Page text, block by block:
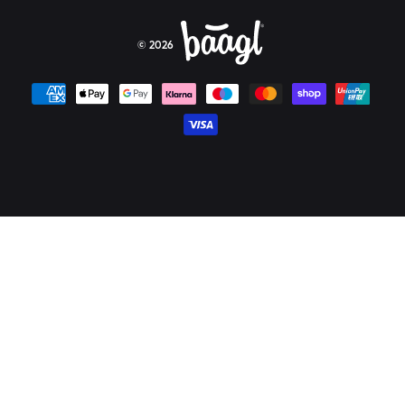
© 2026
Platební metody